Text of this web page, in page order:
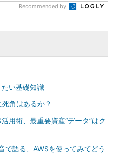
Recommended by
い基礎知識
角はあるか？
用術、最重要資産“データ”はク
で語る、AWSを使ってみてどう